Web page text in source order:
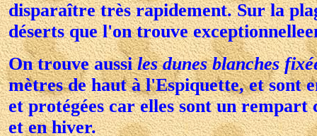
disparaître très rapidement. Sur la
déserts que l'on trouve
On trouve aussiles dunes blanches
mètres de haut à l'Espiquette, et sont
et protégées car elles sont un rempart
et en hiver.